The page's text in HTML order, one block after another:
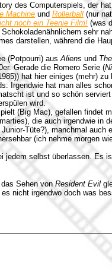
des Computerspiels, der
Machine und Rollerball (nur
noch ein Teenie Film! (was
sehr
darstellen, während die
(Potpourri) ausAliens und
Gerade die Romero Serie (
hat hier einiges (mehr)
Irgendwie hat man alles
ist und so schön
wird.
(Big Mac), gefallen findet
die auch irgendwie in
Tüte?), manchmal auch
(ich nehme morgen
jedem selbst überlassen. Es
Sehen von Resident Evil
nicht irgendwo doch was